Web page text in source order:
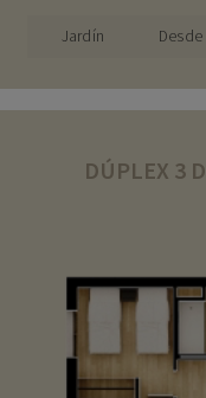
Jardín Desde
DÚPLEX 3